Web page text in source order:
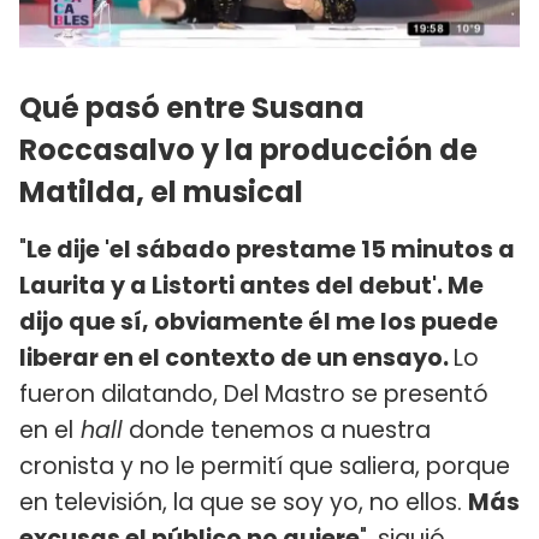
Qué pasó entre Susana
Roccasalvo y la producción de
Matilda, el musical
"Le dije 'el sábado prestame 15 minutos a
Laurita y a Listorti antes del debut'. Me
dijo que sí, obviamente él me los puede
liberar en el contexto de un ensayo.Lo
fueron dilatando, Del Mastro se presentó
en el hall donde tenemos a nuestra
cronista y no le permití que saliera, porque
en televisión, la que se soy yo, no ellos. Más